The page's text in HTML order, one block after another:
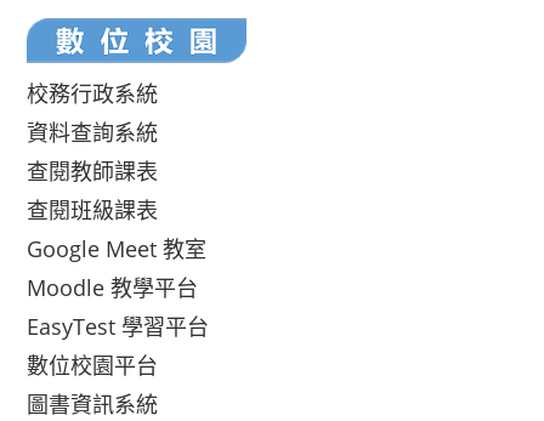
校務行政系統
資料查詢系統
查閱教師課表
查閱班級課表
Google Meet 教室
Moodle 教學平台
EasyTest 學習平台
數位校園平台
圖書資訊系統